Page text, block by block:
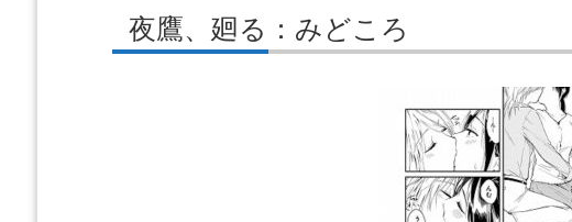
夜鷹、廻る：みどころ